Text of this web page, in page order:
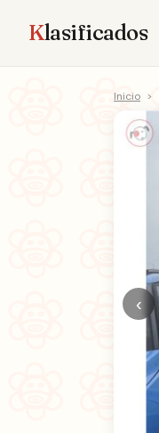
Klasificados
Inicio >
‹